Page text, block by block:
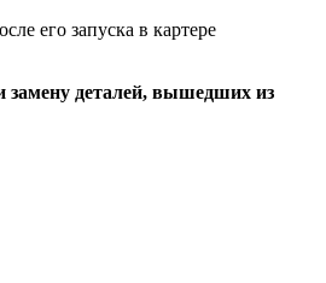
его запуска в картере
замену деталей, вышедших из